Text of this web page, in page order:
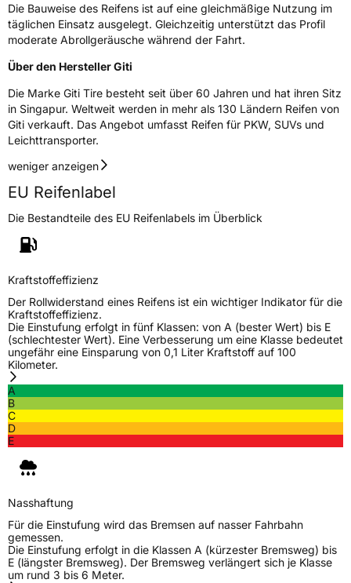
EU Label
NasshaftungA
Rollgeräusch (dB)71
FahrzeugklasseC1
3PMSF / Schneeflockensymbol / Alpine-Symbol
Eisgrip
Nein
EPREL ID2485851
Allgemeine Produktsicherheit (GPSR)
Herstellerkontakt
Deutschland GmbH Hollerithallee 18a 30419
Hannover Germany,
label.information@eu.giti.com
Die Bauweise des Reifens ist auf eine gleichmäßige Nutzung im
täglichen Einsatz ausgelegt. Gleichzeitig unterstützt das Profil
moderate Abrollgeräusche während der Fahrt.
Über den Hersteller Giti
Die Marke Giti Tire besteht seit über 60 Jahren und hat ihren Sitz
in Singapur. Weltweit werden in mehr als 130 Ländern Reifen von
Giti verkauft. Das Angebot umfasst Reifen für PKW, SUVs und
Leichttransporter.
weniger anzeigen
EU Reifenlabel
Die Bestandteile des EU Reifenlabels im Überblick
Kraftstoffeffizienz
Der Rollwiderstand eines Reifens ist ein wichtiger Indikator für die
Kraftstoffeffizienz.
Die Einstufung erfolgt in fünf Klassen: von A (bester Wert) bis E
(schlechtester Wert). Eine Verbesserung um eine Klasse bedeutet
ungefähr eine Einsparung von 0,1 Liter Kraftstoff auf 100
Kilometer.
A
B
C
D
E
Nasshaftung
Für die Einstufung wird das Bremsen auf nasser Fahrbahn
gemessen.
Die Einstufung erfolgt in die Klassen A (kürzester Bremsweg) bis
E (längster Bremsweg). Der Bremsweg verlängert sich je Klasse
um rund 3 bis 6 Meter.